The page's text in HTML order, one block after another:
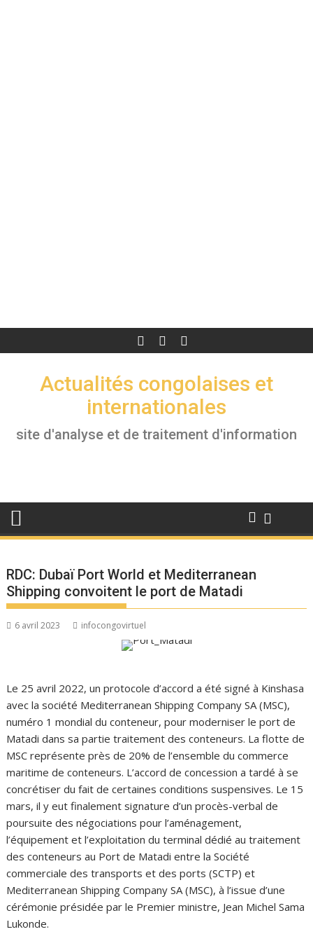
Actualités congolaises et
internationales
site d'analyse et de traitement d'information
RDC: Dubaï Port World et Mediterranean
Shipping convoitent le port de Matadi
6 avril 2023 infocongovirtuel
Le 25 avril 2022, un protocole d’accord a été signé à Kinshasa
avec la société Mediterranean Shipping Company SA (MSC),
numéro 1 mondial du conteneur, pour moderniser le port de
Matadi dans sa partie traitement des conteneurs. La flotte de
MSC représente près de 20% de l’ensemble du commerce
maritime de conteneurs. L’accord de concession a tardé à se
concrétiser du fait de certaines conditions suspensives. Le 15
mars, il y eut finalement signature d’un procès-verbal de
poursuite des négociations pour l’aménagement,
l’équipement et l’exploitation du terminal dédié au traitement
des conteneurs au Port de Matadi entre la Société
commerciale des transports et des ports (SCTP) et
Mediterranean Shipping Company SA (MSC), à l’issue d’une
cérémonie présidée par le Premier ministre, Jean Michel Sama
Lukonde.